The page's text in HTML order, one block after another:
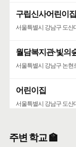
구립신사어린이집
서울특별시 강남구 도산
월담복지관·빛의
서울특별시 강남구 논현
어린이집
서울특별시 강남구 도
주변 학교 🏫